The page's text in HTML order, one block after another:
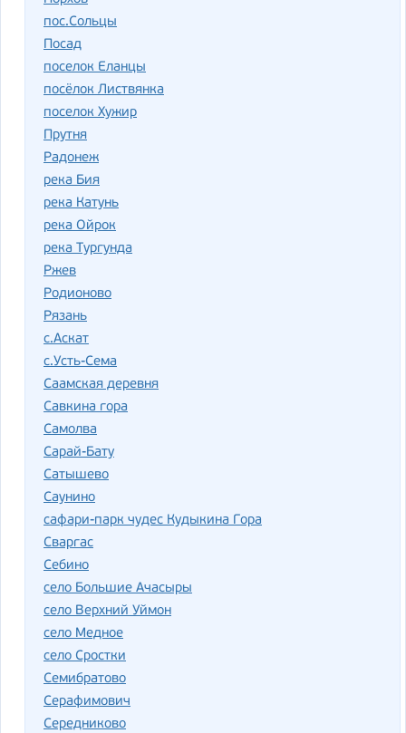
пос.Сольцы
Посад
поселок Еланцы
посёлок Листвянка
поселок Хужир
Прутня
Радонеж
река Бия
река Катунь
река Ойрок
река Тургунда
Ржев
Родионово
Рязань
с.Аскат
с.Усть-Сема
Саамская деревня
Савкина гора
Самолва
Сарай-Бату
Сатышево
Саунино
сафари-парк чудес Кудыкина Гора
Сваргас
Себино
село Большие Ачасыры
село Верхний Уймон
село Медное
село Сростки
Семибратово
Серафимович
Середниково